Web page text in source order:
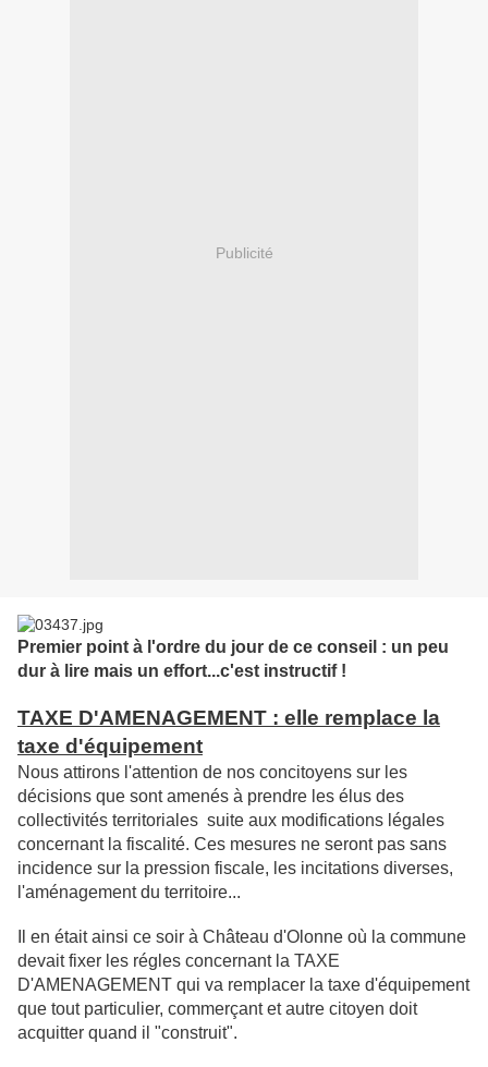
Publicité
Premier point à l'ordre du jour de ce conseil : un peu
dur à lire mais un effort...c'est instructif !
TAXE D'AMENAGEMENT : elle remplace la
taxe d'équipement
Nous attirons l'attention de nos concitoyens sur les
décisions que sont amenés à prendre les élus des
collectivités territoriales suite aux modifications légales
concernant la fiscalité. Ces mesures ne seront pas sans
incidence sur la pression fiscale, les incitations diverses,
l'aménagement du territoire...
Il en était ainsi ce soir à Château d'Olonne où la commune
devait fixer les régles concernant la TAXE
D'AMENAGEMENT qui va remplacer la taxe d'équipement
que tout particulier, commerçant et autre citoyen doit
acquitter quand il "construit".